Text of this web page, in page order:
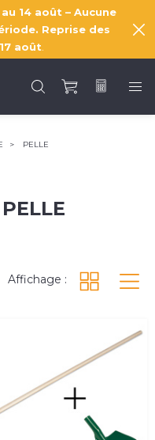
14 août – Aucune
Reprise des
17 août
PELLE
PELLE
Affichage :